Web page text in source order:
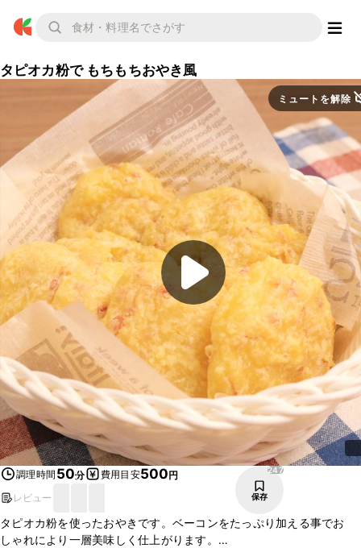
タピオカ粉で もちもちおやき風
ミュートを解除
調理時間 50分 費用目安500円
レビュー
247
保存
タピオカ粉を使ったおやきです。ベーコンをたっぷり加える事でお
しゃれにより一層美味しく仕上がります。